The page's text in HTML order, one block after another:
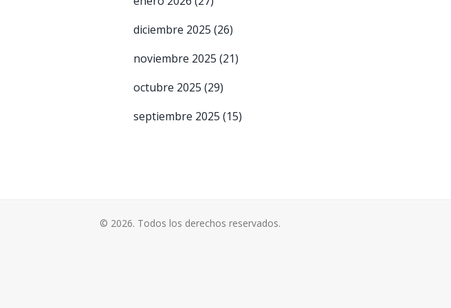
diciembre 2025 (26)
noviembre 2025 (21)
octubre 2025 (29)
septiembre 2025 (15)
© 2026. Todos los derechos reservados.